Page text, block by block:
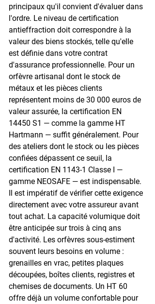
principaux qu'il convient d'évaluer dans
l'ordre. Le niveau de certification
antieffraction doit correspondre à la
valeur des biens stockés, telle qu'elle
est définie dans votre contrat
d'assurance professionnelle. Pour un
orfèvre artisanal dont le stock de
métaux et les pièces clients
représentent moins de 30 000 euros de
valeur assurée, la certification EN
14450 S1 — comme la gamme HT
Hartmann — suffit généralement. Pour
des ateliers dont le stock ou les pièces
confiées dépassent ce seuil, la
certification EN 1143-1 Classe I —
gamme NEOSAFE — est indispensable.
Il est impératif de vérifier cette exigence
directement avec votre assureur avant
tout achat. La capacité volumique doit
être anticipée sur trois à cinq ans
d'activité. Les orfèvres sous-estiment
souvent leurs besoins en volume :
grenailles en vrac, petites plaques
découpées, boîtes clients, registres et
chemises de documents. Un HT 60
offre déjà un volume confortable pour